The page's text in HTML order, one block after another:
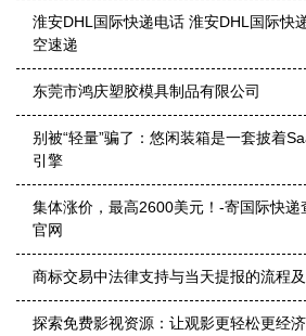
淮安DHL国际快递电话 淮安DHL国际快
空速递
东莞市鸿庆塑胶模具制品有限公司
别被“轻量”骗了：悠闲装箱是一套披着
引擎
集体涨价，最高2600美元！-寄国际快递
官网
商标交易中法律支持与当天提报的流程
探索免费影视资源：让观影更轻松更经